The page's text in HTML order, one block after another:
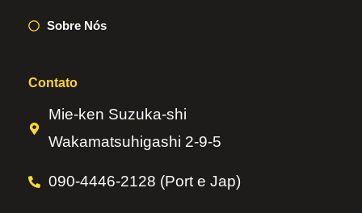
Sobre Nós
Contato
Mie-ken Suzuka-shi
Wakamatsuhigashi 2-9-5
090-4446-2128 (Port e Jap)